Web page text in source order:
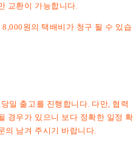
교환이 가능합니다.
원의 택배비가 청구 될 수 있습
일 출고를 진행합니다. 다만, 협력
경우가 있으니 보다 정확한 일정 확
의 남겨 주시기 바랍니다.